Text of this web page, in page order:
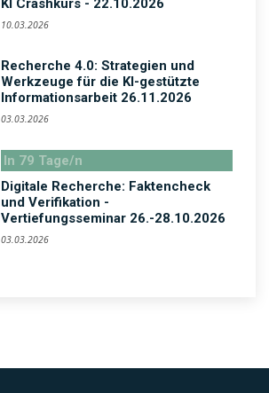
KI Crashkurs - 22.10.2026
10.03.2026
Recherche 4.0: Strategien und
Werkzeuge für die KI-gestützte
Informationsarbeit 26.11.2026
03.03.2026
In 79 Tage/n
Digitale Recherche: Faktencheck
und Verifikation -
Vertiefungsseminar 26.-28.10.2026
03.03.2026